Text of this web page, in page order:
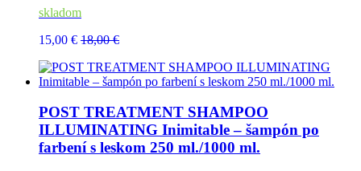
skladom
15,00 € 18,00 €
POST TREATMENT SHAMPOO
ILLUMINATING Inimitable – šampón po
farbení s leskom 250 ml./1000 ml.